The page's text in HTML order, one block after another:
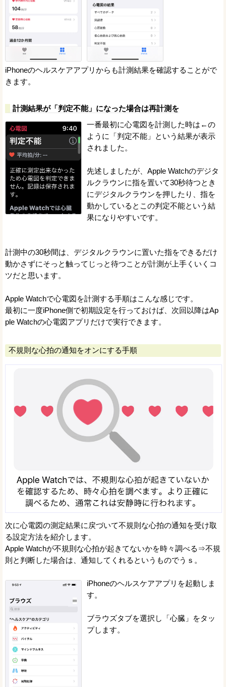
iPhoneのヘルスケアアプリからも計測結果を確認することがで
きます。
計測結果が「判定不能」になった場合は再計測を
一番最初に心電図を計測した時は←の
ように「判定不能」という結果が表示
されました。
先述しましたが、Apple Watchのデジタ
ルクラウンに指を置いて30秒待つとき
にデジタルクラウンを押したり、指を
動かしているとこの判定不能という結
果になりやすいです。
計測中の30秒間は、デジタルクラウンに置いた指をできるだけ
動かさずにそっと触ってじっと待つことが計測が上手くいくコ
ツだと思います。
Apple Watchで心電図を計測する手順はこんな感じです。
最初に一度iPhone側で初期設定を行っておけば、次回以降はAp
ple Watchの心電図アプリだけで実行できます。
不規則な心拍の通知をオンにする手順
次に心電図の測定結果に戻づいて不規則な心拍の通知を受け取
る設定方法を紹介します。
Apple Watchが不規則な心拍が起きてないかを時々調べる⇒不規
則と判断した場合は、通知してくれるというものでうｓ。
iPhoneのヘルスケアアプリを起動しま
す。
ブラウズタブを選択し「心臓」をタッ
プします。